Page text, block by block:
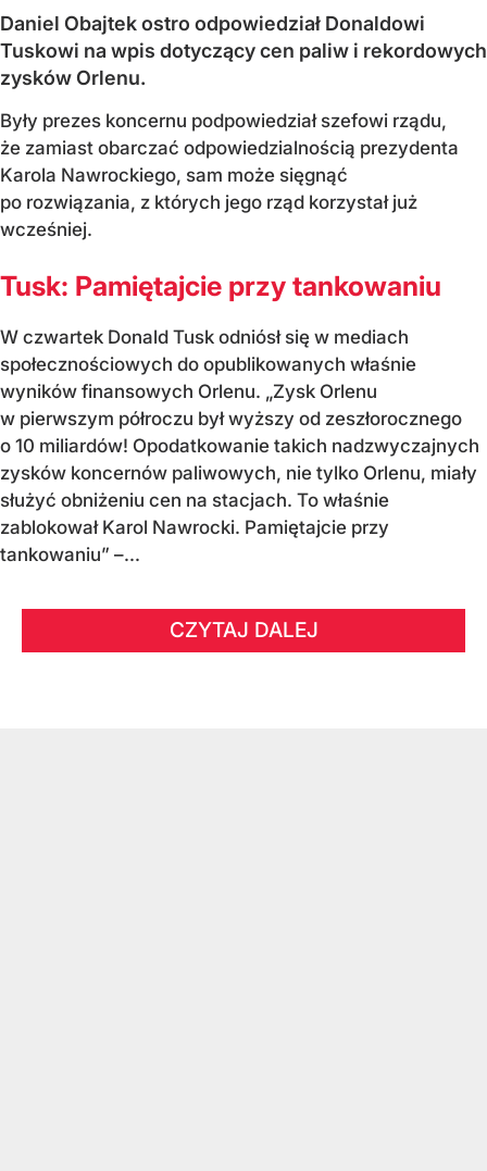
Daniel Obajtek ostro odpowiedział Donaldowi
Tuskowi na wpis dotyczący cen paliw i rekordowych
zysków Orlenu.
Były prezes koncernu podpowiedział szefowi rządu,
że zamiast obarczać odpowiedzialnością prezydenta
Karola Nawrockiego, sam może sięgnąć
po rozwiązania, z których jego rząd korzystał już
wcześniej.
Tusk: Pamiętajcie przy tankowaniu
W czwartek Donald Tusk odniósł się w mediach
społecznościowych do opublikowanych właśnie
wyników finansowych Orlenu. „Zysk Orlenu
w pierwszym półroczu był wyższy od zeszłorocznego
o 10 miliardów! Opodatkowanie takich nadzwyczajnych
zysków koncernów paliwowych, nie tylko Orlenu, miały
służyć obniżeniu cen na stacjach. To właśnie
zablokował Karol Nawrocki. Pamiętajcie przy
tankowaniu” –...
CZYTAJ DALEJ